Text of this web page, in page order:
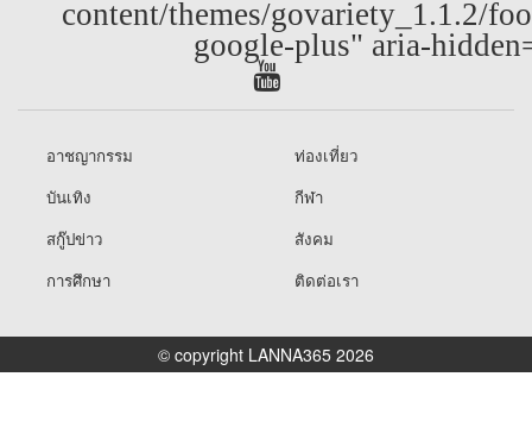
content/themes/govariety_1.1.2/
google-plus" aria-
อาชญากรรม
ท่องเที่ยว
บันเทิง
กีฬา
สกู๊ปข่าว
สังคม
การศึกษา
ติดต่อเรา
© copyright LANNA365 2026